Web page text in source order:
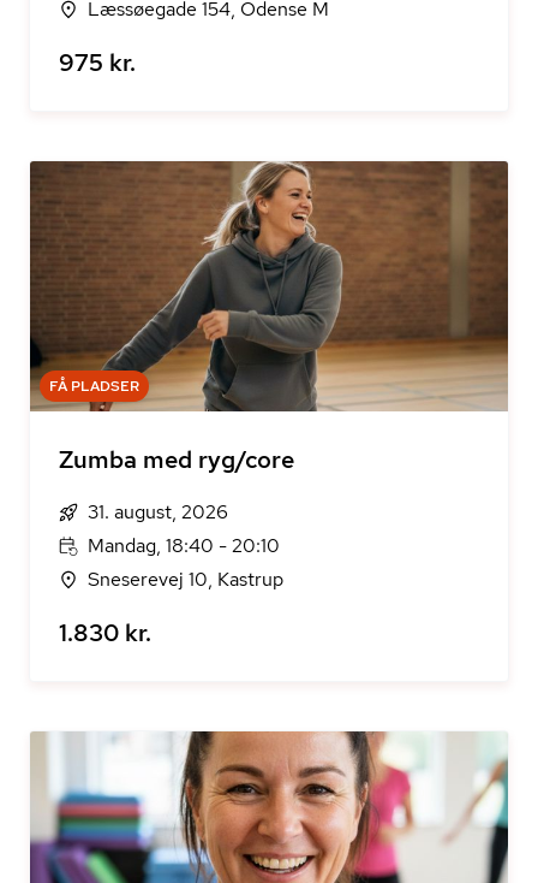
Læssøegade 154, Odense M
975 kr.
FÅ PLADSER
Zumba med ryg/core
31. august, 2026
Mandag, 18:40 - 20:10
Sneserevej 10, Kastrup
1.830 kr.